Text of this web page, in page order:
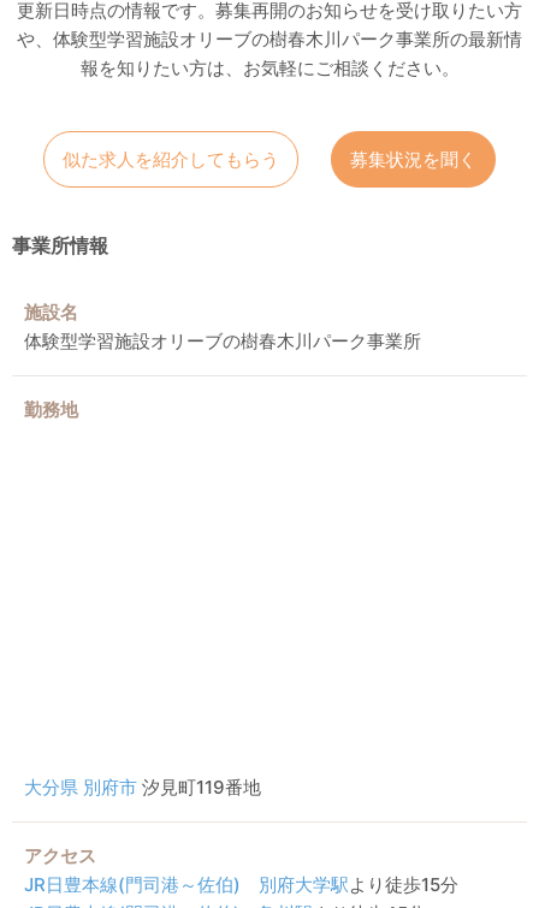
更新日時点の情報です。募集再開のお知らせを受け取りたい方
や、体験型学習施設オリーブの樹春木川パーク事業所の最新情
報を知りたい方は、お気軽にご相談ください。
似た求人を紹介してもらう 募集状況を聞く
事業所情報
施設名
体験型学習施設オリーブの樹春木川パーク事業所
勤務地
大分県 別府市 汐見町119番地
アクセス
JR日豊本線(門司港～佐伯)
別府大学駅より徒歩15分